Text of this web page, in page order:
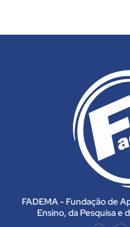
FADEMA - Fundação de
Ensino, da Pesquisa e